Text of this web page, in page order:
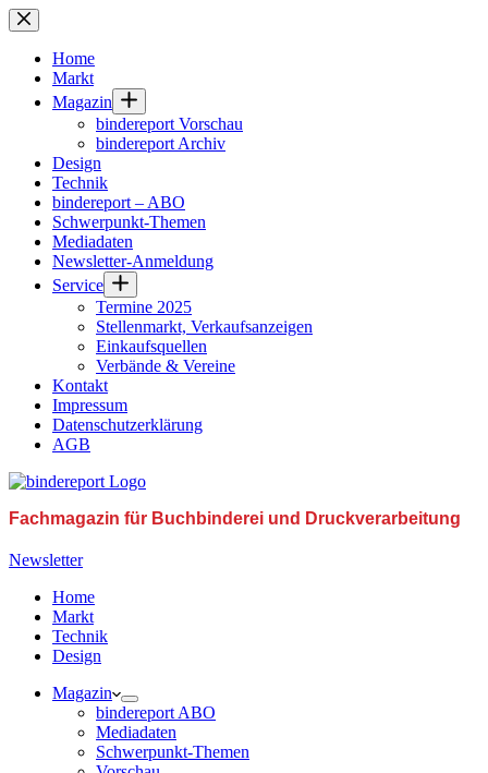
Zum
Inhalt
springenHome
Markt
Magazin
bindereport Vorschau
bindereport Archiv
Design
Technik
bindereport – ABO
Schwerpunkt-Themen
Mediadaten
Newsletter-Anmeldung
Service
Termine 2025
Stellenmarkt, Verkaufsanzeigen
Einkaufsquellen
Verbände & Vereine
Kontakt
Impressum
Datenschutzerklärung
AGB
Fachmagazin für Buchbinderei und Druckverarbeitung
Newsletter
Home
Markt
Technik
Design
Magazin
bindereport ABO
Mediadaten
Schwerpunkt-Themen